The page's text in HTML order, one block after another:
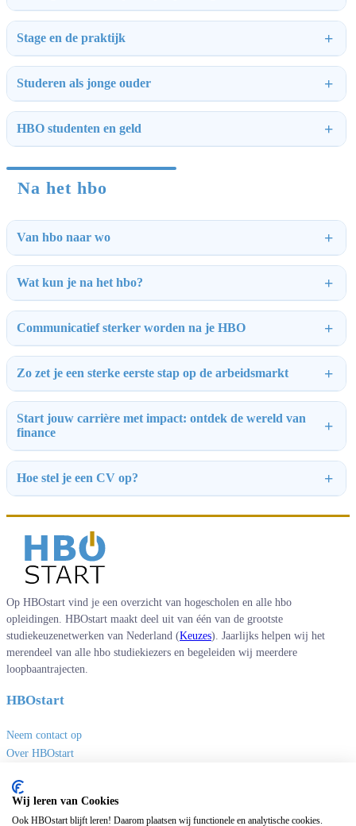
Stage en de praktijk
Studeren als jonge ouder
HBO studenten en geld
Na het hbo
Van hbo naar wo
Wat kun je na het hbo?
Communicatief sterker worden na je HBO
Zo zet je een sterke eerste stap op de arbeidsmarkt
Start jouw carrière met impact: ontdek de wereld van
finance
Hoe stel je een CV op?
Op HBOstart vind je een overzicht van hogescholen en alle hbo
opleidingen. HBOstart maakt deel uit van één van de grootste
studiekeuzenetwerken van Nederland (Keuzes). Jaarlijks helpen wij het
merendeel van alle hbo studiekiezers en begeleiden wij meerdere
loopbaantrajecten.
HBOstart
Neem contact op
Over HBOstart
Disclaimer en privacy
Handige links
Wij leren van Cookies
Ook HBOstart blijft leren! Daarom plaatsen wij functionele en analytische cookies.